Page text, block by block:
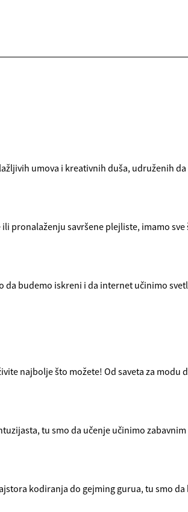
umova i kreativnih duša, udruženih
pronalaženju savršene plejliste, imamo sve
budemo iskreni i da internet učinimo
najbolje što možete! Od saveta za modu
tu smo da učenje učinimo
kodiranja do gejming gurua, tu smo